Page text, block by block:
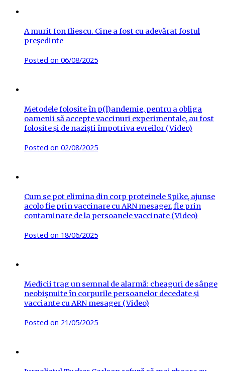
A murit Ion Iliescu. Cine a fost cu adevărat fostul
președinte
Posted on 06/08/2025
Metodele folosite în p(l)andemie, pentru a obliga
oamenii să accepte vaccinuri experimentale, au fost
folosite și de naziști împotriva evreilor (Video)
Posted on 02/08/2025
Cum se pot elimina din corp proteinele Spike, ajunse
acolo fie prin vaccinare cu ARN mesager, fie prin
contaminare de la persoanele vaccinate (Video)
Posted on 18/06/2025
Medicii trag un semnal de alarmă: cheaguri de sânge
neobișnuite în corpurile persoanelor decedate și
vacciante cu ARN mesager (Video)
Posted on 21/05/2025